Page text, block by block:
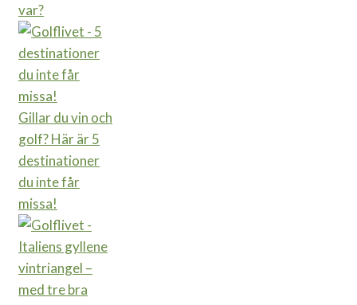
var?
Gillar du vin och
golf? Här är 5
destinationer
du inte får
missa!